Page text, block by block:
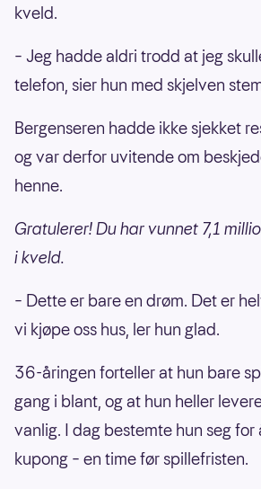
kveld.
– Jeg hadde aldri trodd at jeg
telefon, sier hun med skjelven
Bergenseren hadde ikke sjekket
og var derfor uvitende om
henne.
Gratulerer! Du har vunnet 7,1
i kveld.
– Dette er bare en drøm. Det er
vi kjøpe oss hus, ler hun glad.
36-åringen forteller at hun bare
gang i blant, og at hun heller
vanlig. I dag bestemte hun seg
kupong – en time før spillefristen.